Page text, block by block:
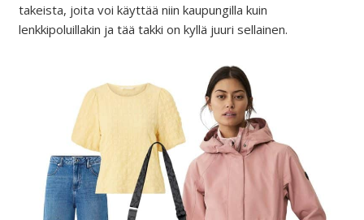
takeista, joita voi käyttää niin kaupungilla kuin
lenkkipoluillakin ja tää takki on kyllä juuri sellainen.